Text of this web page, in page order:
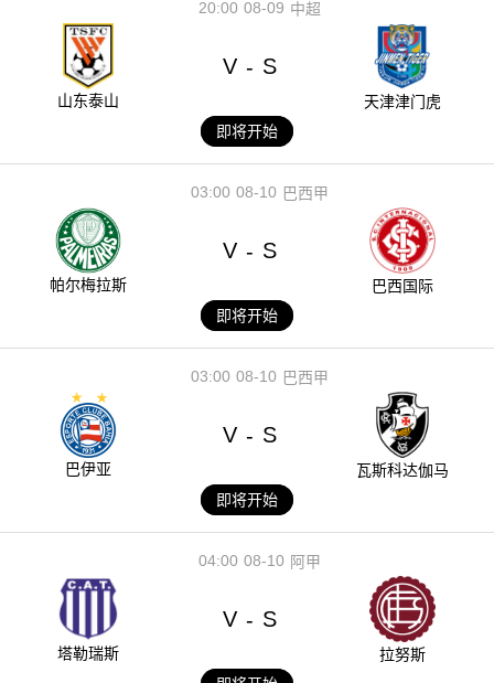
08-09
20:00 中超
山东泰山
V - S
天津津门虎
即将开始
08-10
03:00 巴西甲
帕尔梅拉斯
V - S
巴西国际
即将开始
08-10
03:00 巴西甲
巴伊亚
V - S
瓦斯科达伽马
即将开始
08-10
04:00 阿甲
塔勒瑞斯
V - S
拉努斯